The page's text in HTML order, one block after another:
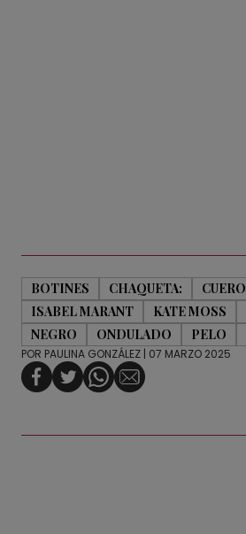
BOTINES CHAQUETA: CUERO
ISABEL MARANT
KATE MOSS
NEGRO
ONDULADO PELO
POR PAULINA GONZÁLEZ | 07 MARZO 2025